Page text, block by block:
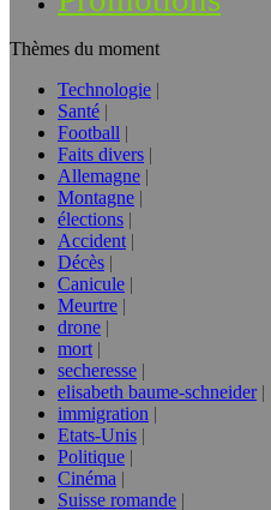
Thèmes du moment
Technologie
Santé
Football
Faits divers
Allemagne
Montagne
élections
Accident
Décès
Canicule
Meurtre
drone
mort
secheresse
elisabeth baume-schneider
immigration
Etats-Unis
Politique
Cinéma
Suisse romande